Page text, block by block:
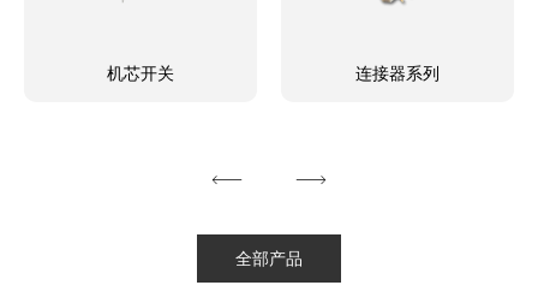
机芯开关 连接器系列
全部产品